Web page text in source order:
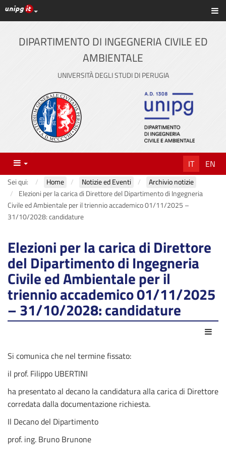
Vai
al
contenuto
principale
Link ai principali servizi web di Ateneo
DIPARTIMENTO DI INGEGNERIA CIVILE ED
AMBIENTALE
UNIVERSITÀ DEGLI STUDI DI PERUGIA
Menu IT EN
Sei qui: Home Notizie ed Eventi
Archivio notizie
Elezioni per la carica di Direttore del Dipartimento di Ingegneria
Civile ed Ambientale per il triennio accademico 01/11/2025 –
31/10/2028: candidature
Elezioni per la carica di Direttore
del Dipartimento di Ingegneria
Civile ed Ambientale per il
triennio accademico 01/11/2025
– 31/10/2028: candidature
Si comunica che nel termine fissato:
il prof. Filippo UBERTINI
ha presentato al decano la candidatura alla carica di Direttore
corredata dalla documentazione richiesta.
Il Decano del Dipartimento
prof. ing. Bruno Brunone